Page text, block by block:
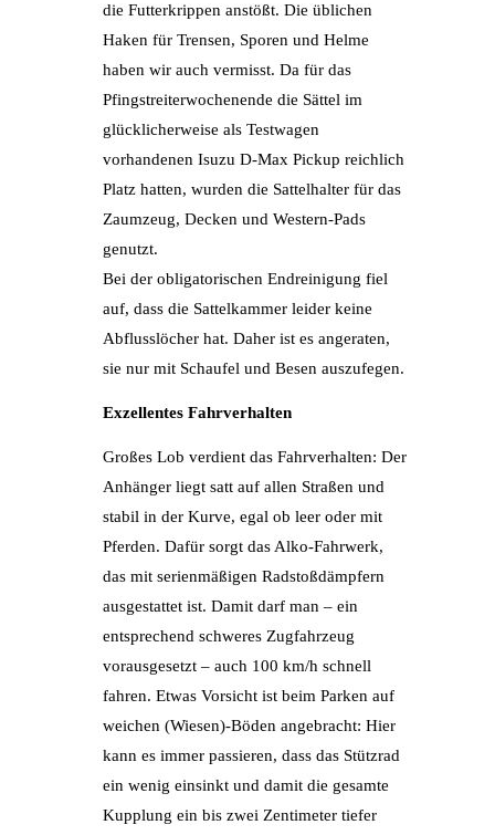
die Futterkrippen anstößt. Die üblichen
Haken für Trensen, Sporen und Helme
haben wir auch vermisst. Da für das
Pfingstreiterwochenende die Sättel im
glücklicherweise als Testwagen
vorhandenen Isuzu D-Max Pickup reichlich
Platz hatten, wurden die Sattelhalter für das
Zaumzeug, Decken und Western-Pads
genutzt.
Bei der obligatorischen Endreinigung fiel
auf, dass die Sattelkammer leider keine
Abflusslöcher hat. Daher ist es angeraten,
sie nur mit Schaufel und Besen auszufegen.
Exzellentes Fahrverhalten
Großes Lob verdient das Fahrverhalten: Der
Anhänger liegt satt auf allen Straßen und
stabil in der Kurve, egal ob leer oder mit
Pferden. Dafür sorgt das Alko-Fahrwerk,
das mit serienmäßigen Radstoßdämpfern
ausgestattet ist. Damit darf man – ein
entsprechend schweres Zugfahrzeug
vorausgesetzt – auch 100 km/h schnell
fahren. Etwas Vorsicht ist beim Parken auf
weichen (Wiesen)-Böden angebracht: Hier
kann es immer passieren, dass das Stützrad
ein wenig einsinkt und damit die gesamte
Kupplung ein bis zwei Zentimeter tiefer